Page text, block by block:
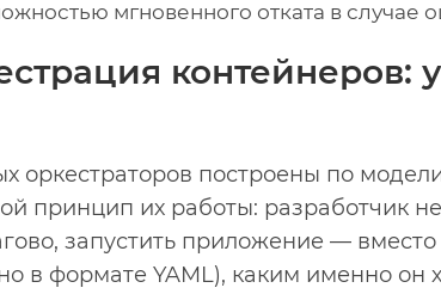
мгновенного отката в случае
контейнеров:
оркестраторов построены по
принцип их работы: разработчик
запустить приложение — вместо
в формате YAML), каким именно он